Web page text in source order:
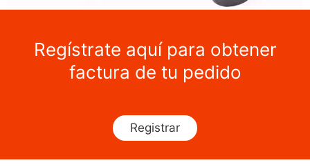
Regístrate aquí para obtener
factura de tu pedido
Registrar